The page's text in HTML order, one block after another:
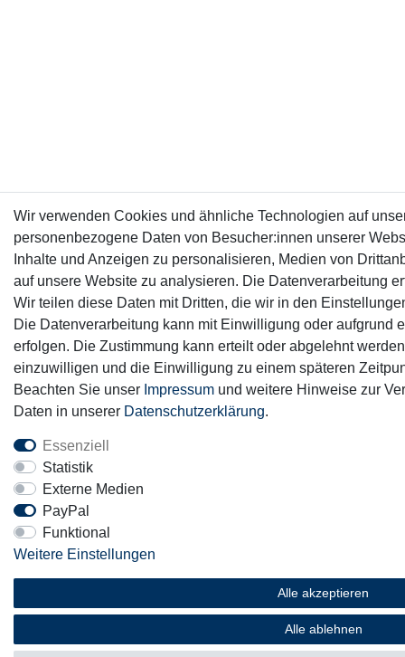
Wir verwenden Cookies und ähnliche Technologien auf
personenbezogene Daten von Besucher:innen unserer
Inhalte und Anzeigen zu personalisieren, Medien von
auf unsere Website zu analysieren. Die Datenverarbeitung
Wir teilen diese Daten mit Dritten, die wir in den
Die Datenverarbeitung kann mit Einwilligung oder aufgrund
erfolgen. Die Zustimmung kann erteilt oder abgelehnt
einzuwilligen und die Einwilligung zu einem späteren
Beachten Sie unser Impressum und weitere Hinweise zur
Daten in unserer Daten­schutz­erklärung.
Essenziell
Statistik
Externe Medien
PayPal
Funktional
Weitere Einstellungen
Alle akzeptieren
Alle ablehnen